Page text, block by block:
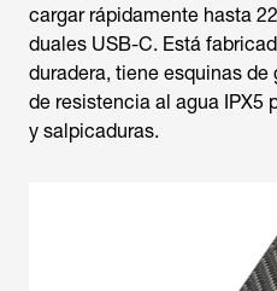
cargar rápidamente hasta
duales USB-C. Está
duradera, tiene esquinas
de resistencia al agua IPX5
y salpicaduras.